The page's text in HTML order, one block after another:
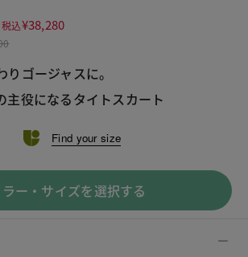
税込¥38,280
ゴージャスに。
主役になるタイトスカート
Find your size
ー・サイズを選択する
税込¥38,280
LINE